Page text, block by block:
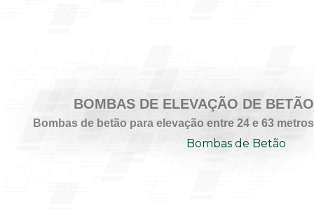
BOMBAS DE ELEVAÇÃO DE BETÃO
Bombas de betão para elevação entre 24 e 63 metros
Bombas de Betão